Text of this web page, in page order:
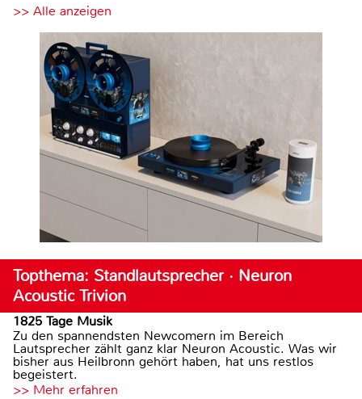
>> Alle anzeigen
Topthema: Standlautsprecher · Neuron
Acoustic Trivion
1825 Tage Musik
Zu den spannendsten Newcomern im Bereich
Lautsprecher zählt ganz klar Neuron Acoustic. Was wir
bisher aus Heilbronn gehört haben, hat uns restlos
begeistert.
>> Mehr erfahren